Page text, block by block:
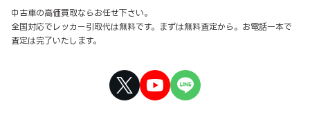
中古車の高価買取ならお任せ下さい。
全国対応でレッカー引取代は無料です。まずは無料査定から。お電話一本で
査定は完了いたします。